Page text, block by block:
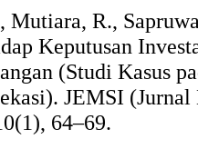
R.,
Keputusan
(Studi Kasus
JEMSI
64–69.